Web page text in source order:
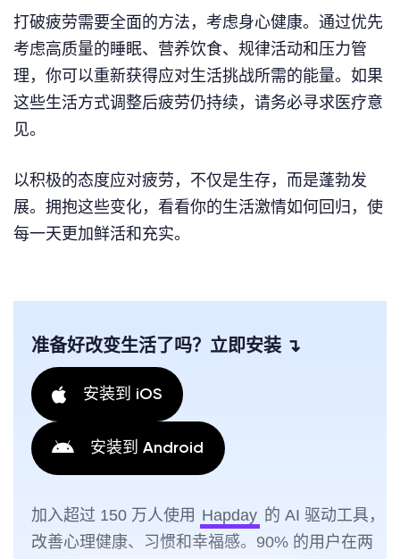
打破疲劳需要全面的方法，考虑身心健康。通过优先
考虑高质量的睡眠、营养饮食、规律活动和压力管
理，你可以重新获得应对生活挑战所需的能量。如果
这些生活方式调整后疲劳仍持续，请务必寻求医疗意
见。
以积极的态度应对疲劳，不仅是生存，而是蓬勃发
展。拥抱这些变化，看看你的生活激情如何回归，使
每一天更加鲜活和充实。
准备好改变生活了吗？立即安装 ↴
安装到 iOS
安装到 Android
加入超过 150 万人使用 Hapday 的 AI 驱动工具，
改善心理健康、习惯和幸福感。90% 的用户在两